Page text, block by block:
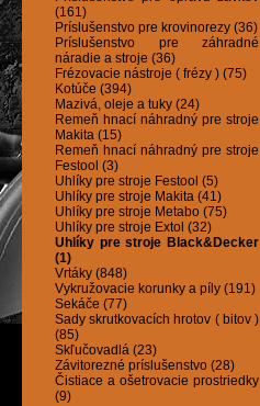
(161)
Príslušenstvo pre krovinorezy (36)
Príslušenstvo pre záhradné
náradie a stroje (36)
Frézovacie nástroje ( frézy ) (75)
Kotúče (394)
Mazivá, oleje a tuky (24)
Remeň hnací náhradný pre stroje
Makita (15)
Remeň hnací náhradný pre stroje
Festool (3)
Uhlíky pre stroje Festool (5)
Uhlíky pre stroje Makita (41)
Uhlíky pre stroje Metabo (75)
Uhlíky pre stroje Extol (32)
Uhlíky pre stroje Black&Decker
(1)
Vrtáky (848)
Vykružovacie korunky a píly (191)
Sekáče (77)
Sady skrutkovacích hrotov ( bitov )
(85)
Skľučovadlá (23)
Závitorezné príslušenstvo (28)
Čistiace a ošetrovacie prostriedky
(9)